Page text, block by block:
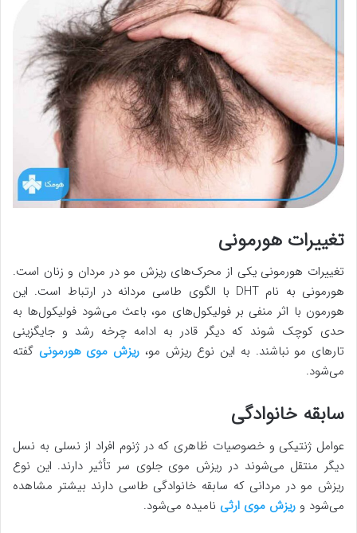
تغییرات هورمونی
تغییرات هورمونی یکی از محرک‌های ریزش مو در مردان و زنان است.
هورمونی به نام DHT با الگوی طاسی مردانه در ارتباط است. این
هورمون با اثر منفی بر فولیکول‌های مو، باعث می‌شود فولیکول‌ها به
حدی کوچک شوند که دیگر قادر به ادامه چرخه رشد و جایگزینی
تارهای مو نباشند. به این نوع ریزش مو، ریزش موی هورمونی گفته
می‌شود.
سابقه خانوادگی
عوامل ژنتیکی و خصوصیات ظاهری که در ژنوم افراد از نسلی به نسل
دیگر منتقل می‌شوند در ریزش موی جلوی سر تأثیر دارند. این نوع
ریزش مو در مردانی که سابقه خانوادگی طاسی دارند بیشتر مشاهده
می‌شود و ریزش موی ارثی نامیده می‌شود.